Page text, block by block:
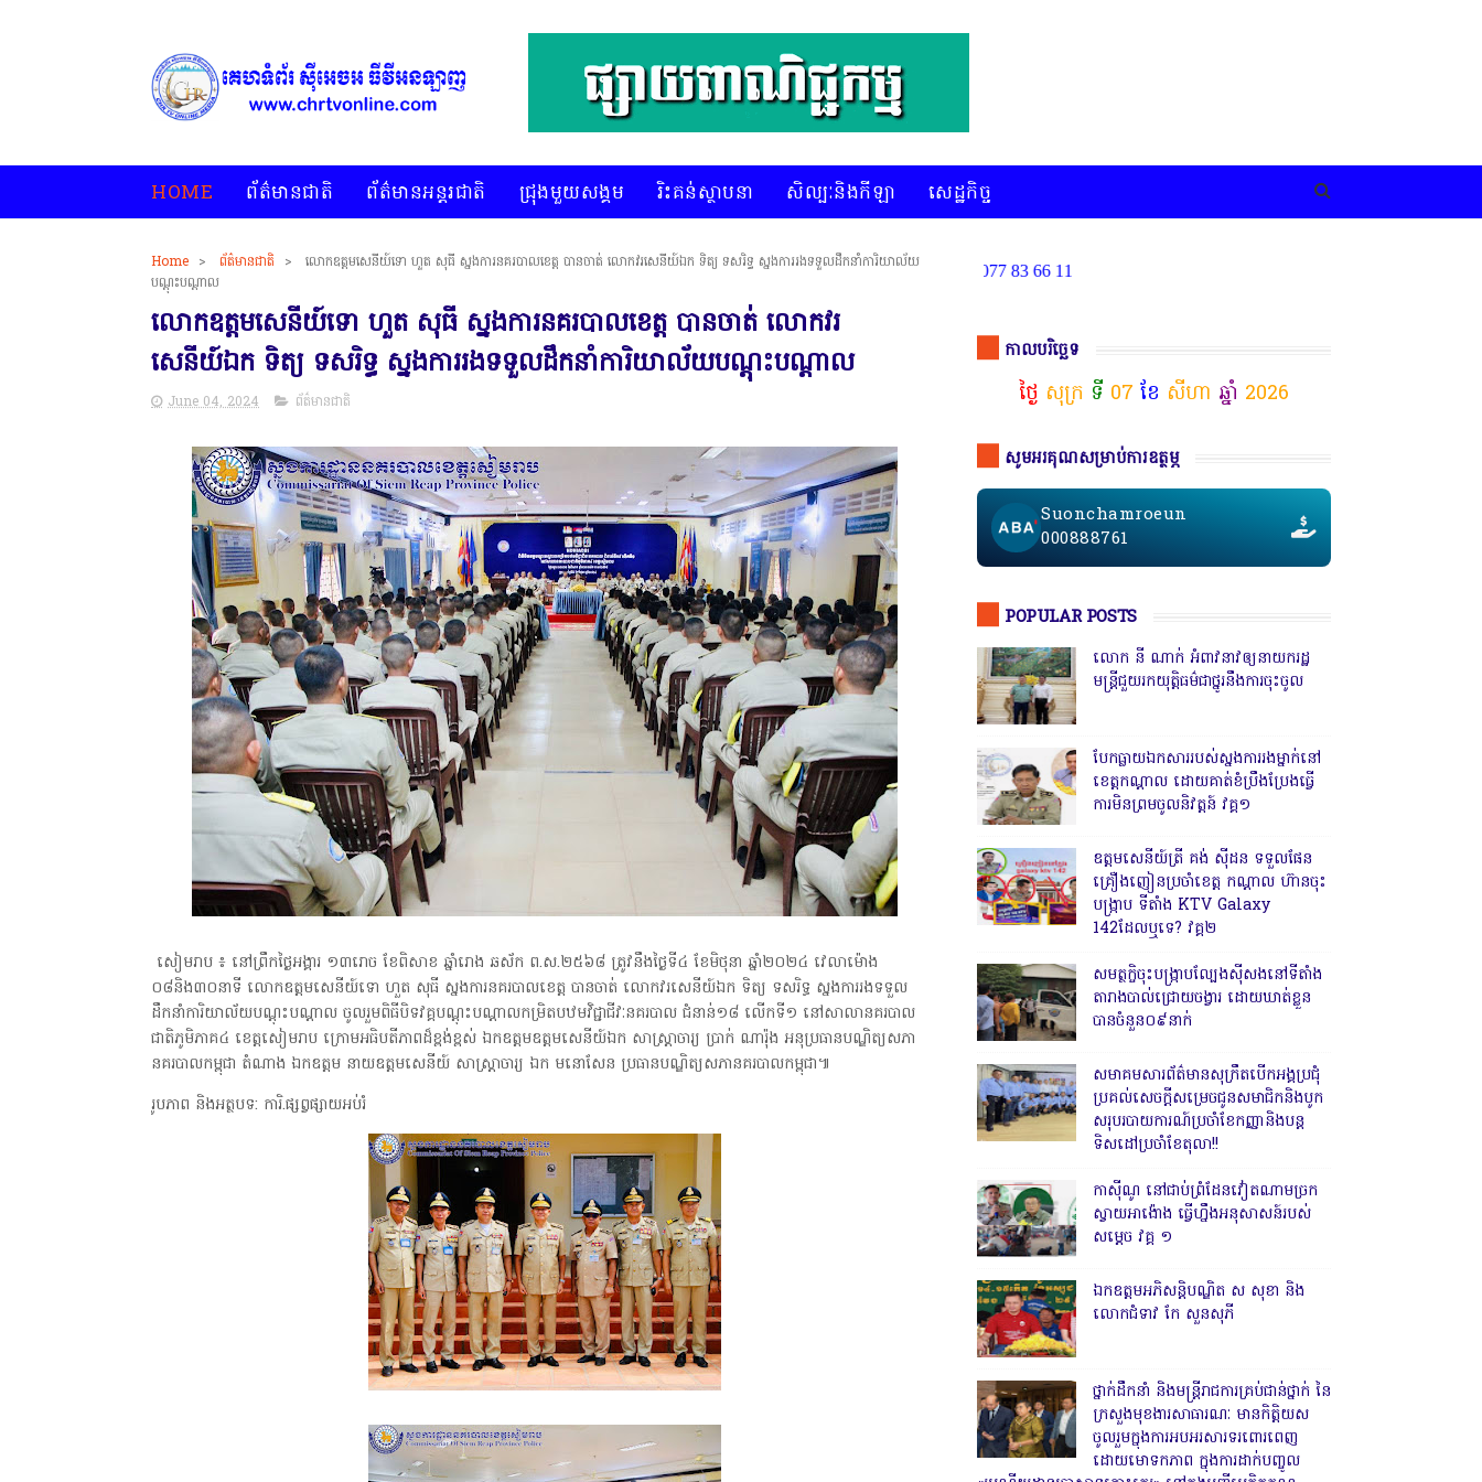
HOME ព័ត៌មានជាតិ ព័ត៌មានអន្តរជាតិ ជ្រុងមួយសង្គម រិះគន់ស្ថាបនា សិល្បៈនិងកីឡា សេដ្ឋកិច្ច
Home > ព័ត៌មានជាតិ >
លោកឧត្តមសេនីយ៍ទោ ហួត សុធី ស្នងការនគរបាលខេត្ត បានចាត់ លោកវរសេនីយ៍ឯក ទិត្យ ទសរិទ្ធ ស្នងការរងទទួលដឹកនាំការិយាល័យ
បណ្ដុះបណ្ដាល
លោកឧត្តមសេនីយ៍ទោ ហួត សុធី ស្នងការនគរបាលខេត្ត បានចាត់ លោកវរ
សេនីយ៍ឯក ទិត្យ ទសរិទ្ធ ស្នងការរងទទួលដឹកនាំការិយាល័យបណ្ដុះបណ្ដាល
June 04, 2024 ព័ត៌មានជាតិ
សៀមរាប ៖ នៅព្រឹកថ្ងៃអង្គារ ១៣រោច ខែពិសាខ ឆ្នាំរោង ឆស័ក ព.ស.២៥៦៨ ត្រូវនឹងថ្ងៃទី៤ ខែមិថុនា ឆ្នាំ២០២៤ វេលាម៉ោង
០៨និង៣០នាទី លោកឧត្តមសេនីយ៍ទោ ហួត សុធី ស្នងការនគរបាលខេត្ត បានចាត់ លោកវរសេនីយ៍ឯក ទិត្យ ទសរិទ្ធ ស្នងការរងទទួល
ដឹកនាំការិយាល័យបណ្ដុះបណ្ដាល ចូលរួមពិធីបិទវគ្គបណ្ដុះបណ្ដាលកម្រិតបឋមវិជ្ជាជីវៈនគរបាល ជំនាន់១៨ លើកទី១ នៅសាលានគរបាល
ជាតិភូមិភាគ៤ ខេត្តសៀមរាប ក្រោមអធិបតីភាពដ៏ខ្ពង់ខ្ពស់ ឯកឧត្តមឧត្តមសេនីយ៍ឯក សាស្រ្តាចារ្យ ប្រាក់ ណារ៉ុង អនុប្រធានបណ្ឌិត្យសភា
នគរបាលកម្ពុជា តំណាង ឯកឧត្តម នាយឧត្តមសេនីយ៍ សាស្រ្តាចារ្យ ឯក មនោសែន ប្រធានបណ្ឌិត្យសភានគរបាលកម្ពុជា៕
រូបភាព និងអត្ថបទ: ការិ.ផ្សព្វផ្សាយអប់រំ
កាលបរិច្ឆេទ
ថ្ងៃ សុក្រ ទី 07 ខែ សីហា ឆ្នាំ 2026
សូមអរគុណសម្រាប់ការឧត្ថម្ភ
Suonchamroeun
000888761
POPULAR POSTS
លោក នី ណាក់ អំពាវនាវឲ្យនាយករដ្ឋ
មន្ត្រីជួយរកយុត្តិធម៌ជាថ្នូរនឹងការចុះចូល
បែកធ្លាយឯកសាររបស់ស្នងការរងម្នាក់នៅ
ខេត្តកណ្ដាល ដោយគាត់ខំប្រឹងប្រែងធ្វើ
ការមិនព្រមចូលនិវត្តន៍ វគ្គ១
ឧត្តមសេនីយ៍ត្រី គង់ ស៊ីដន ទទួលផែន
គ្រឿងញៀនប្រចាំខេត្ត កណ្តាល ហ៊ានចុះ
បង្ក្រាប ទីតាំង KTV Galaxy
142ដែលឬទេ? វគ្គ២
សមត្ថកិ្ចចុះបង្ក្រាបល្បែងស៊ីសងនៅទីតាំង
តារាងបាល់ជ្រោយចង្វារ ដោយឃាត់ខ្លួន
បានចំនួន០៩នាក់
សមាគមសារព័ត៌មានសុក្រឹតបើកអង្គប្រជុំ
ប្រគល់សេចក្តីសម្រេចជូនសមាជិកនិងបូក
សរុបរបាយការណ៍ប្រចាំខែកញ្ញានិងបន្ត
ទិសដៅប្រចាំខែតុលា!!
កាសុីណូ នៅជាប់ព្រំដែនវៀតណាមច្រក
ស្វាយអាង៉ោង ធ្វើហ្នឹងអនុសាសន៍របស់
សម្ដេច វគ្គ ១
ឯកឧត្តមអភិសន្តិបណ្ឌិត ស សុខា និង
លោកជំទាវ កែ សួនសុភី
ថ្នាក់ដឹកនាំ និងមន្ត្រីរាជការគ្រប់ជាន់ថ្នាក់ នៃ
ក្រសួងមុខងារសាធារណៈ មានកិត្តិយស
ចូលរួមក្នុងការអបអរសារទរពោរពេញ
ដោយមោទកភាព ក្នុងការដាក់បញ្ចូល